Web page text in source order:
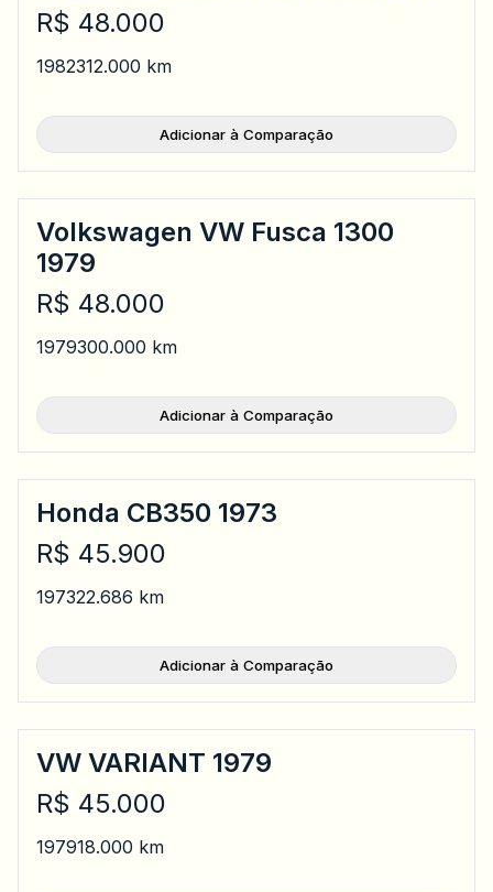
R$ 48.000
1982312.000 km
Adicionar à Comparação
Volkswagen VW Fusca 1300
1979
R$ 48.000
1979300.000 km
Adicionar à Comparação
Honda CB350 1973
R$ 45.900
197322.686 km
Adicionar à Comparação
VW VARIANT 1979
R$ 45.000
197918.000 km